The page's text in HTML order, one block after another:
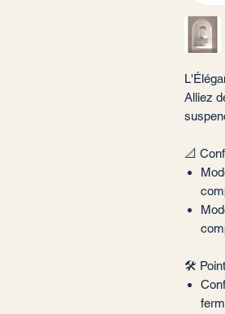
Alliez
📐
🛠️